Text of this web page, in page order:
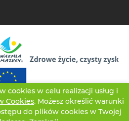
cookies w celu realizacji usług i
Cookies. Możesz określić warunki
do plików cookies w Twojej